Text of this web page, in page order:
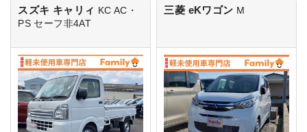
スズキ キャリィ KC AC・
PS セーフ非4AT
三菱 eKワゴン M